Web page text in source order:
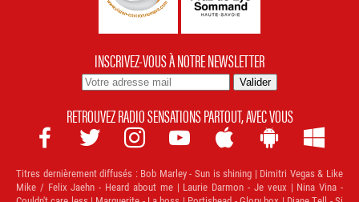
INSCRIVEZ-VOUS À NOTRE NEWSLETTER
RETROUVEZ RADIO SENSATIONS PARTOUT, AVEC VOUS
      
Titres dernièrement diffusés :Bob Marley - Sun is shining | Dimitri Vegas & Like
Mike / Felix Jaehn - Heard about me | Laurie Darmon - Je veux | Nina Vina -